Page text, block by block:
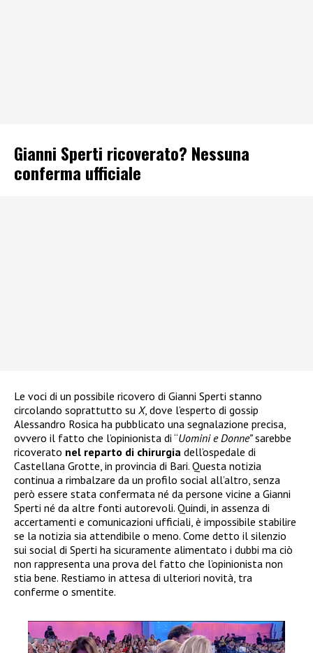
Gianni Sperti ricoverato? Nessuna
conferma ufficiale
Le voci di un possibile ricovero di Gianni Sperti stanno
circolando soprattutto su X, dove l’esperto di gossip
Alessandro Rosica ha pubblicato una segnalazione precisa,
ovvero il fatto che l’opinionista di “Uomini e Donne”sarebbe
ricoverato nel reparto di chirurgia dell’ospedale di
Castellana Grotte, in provincia di Bari. Questa notizia
continua a rimbalzare da un profilo social all’altro, senza
però essere stata confermata né da persone vicine a Gianni
Sperti né da altre fonti autorevoli. Quindi, in assenza di
accertamenti e comunicazioni ufficiali, è impossibile stabilire
se la notizia sia attendibile o meno. Come detto il silenzio
sui social di Sperti ha sicuramente alimentato i dubbi ma ciò
non rappresenta una prova del fatto che l’opinionista non
stia bene. Restiamo in attesa di ulteriori novità, tra
conferme o smentite.